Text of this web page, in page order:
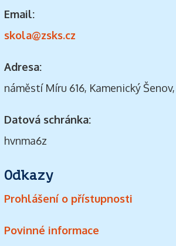
Email:
skola@zsks.cz
Adresa:
náměstí Míru 616, Kamenický Šenov,
Datová schránka:
hvnma6z
Odkazy
Prohlášení o přístupnosti
Povinné informace